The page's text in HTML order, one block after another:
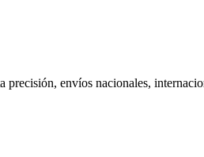
envíos nacionales,